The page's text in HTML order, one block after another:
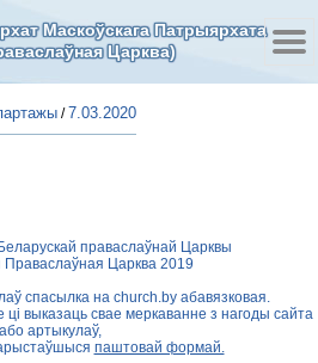
Маскоўскага Патрыярхата
Царква)
/7.03.2020
праваслаўнай Царквы
Праваслаўная Царква 2019
спасылка на church.by абавязковая.
выказаць свае меркаванне з нагоды сайта
або артыкулаў,
паштовай формай.